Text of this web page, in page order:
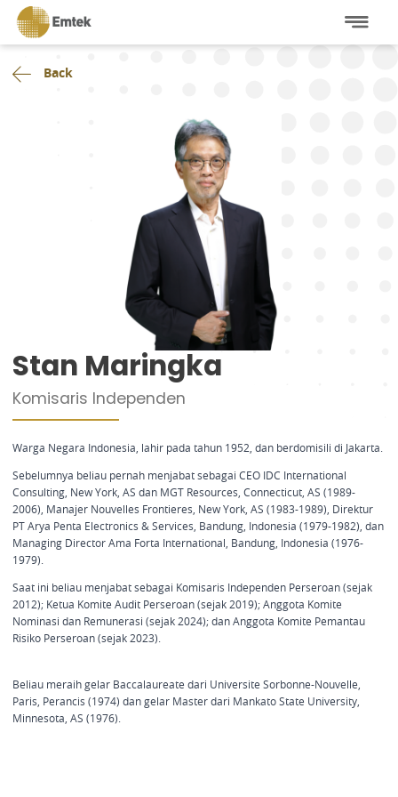
Back
Stan Maringka
Komisaris Independen
Warga Negara Indonesia, lahir pada tahun 1952, dan berdomisili di Jakarta.
Sebelumnya beliau pernah menjabat sebagai CEO IDC International
Consulting, New York, AS dan MGT Resources, Connecticut, AS (1989-
2006), Manajer Nouvelles Frontieres, New York, AS (1983-1989), Direktur
PT Arya Penta Electronics & Services, Bandung, Indonesia (1979-1982), dan
Managing Director Ama Forta International, Bandung, Indonesia (1976-
1979).
Saat ini beliau menjabat sebagai Komisaris Independen Perseroan (sejak
2012); Ketua Komite Audit Perseroan (sejak 2019); Anggota Komite
Nominasi dan Remunerasi (sejak 2024); dan Anggota Komite Pemantau
Risiko Perseroan (sejak 2023).
Beliau meraih gelar Baccalaureate dari Universite Sorbonne-Nouvelle,
Paris, Perancis (1974) dan gelar Master dari Mankato State University,
Minnesota, AS (1976).